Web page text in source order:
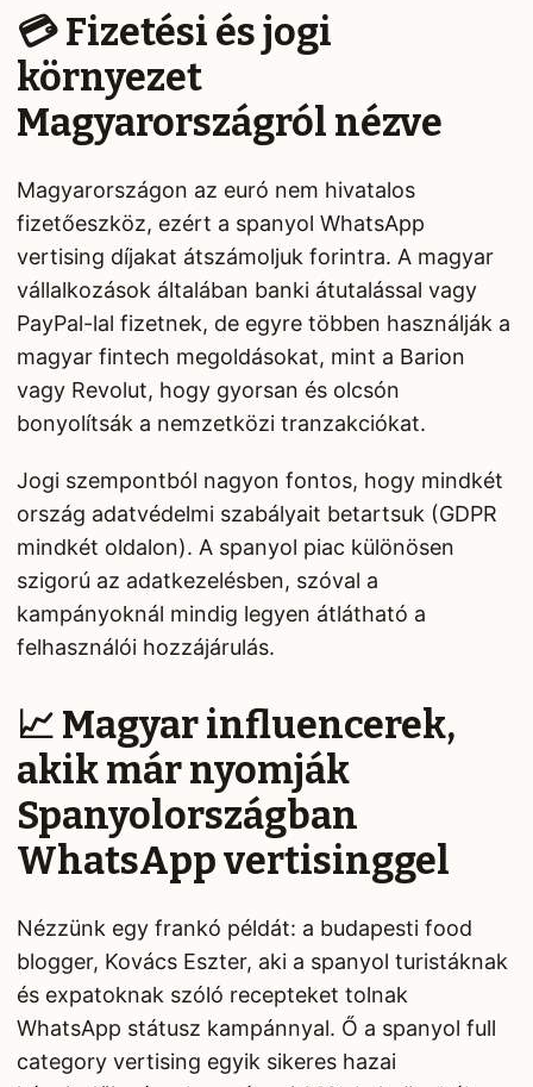
💳 Fizetési és jogi
környezet
Magyarországról nézve
Magyarországon az euró nem hivatalos
fizetőeszköz, ezért a spanyol WhatsApp
vertising díjakat átszámoljuk forintra. A magyar
vállalkozások általában banki átutalással vagy
PayPal-lal fizetnek, de egyre többen használják a
magyar fintech megoldásokat, mint a Barion
vagy Revolut, hogy gyorsan és olcsón
bonyolítsák a nemzetközi tranzakciókat.
Jogi szempontból nagyon fontos, hogy mindkét
ország adatvédelmi szabályait betartsuk (GDPR
mindkét oldalon). A spanyol piac különösen
szigorú az adatkezelésben, szóval a
kampányoknál mindig legyen átlátható a
felhasználói hozzájárulás.
📈 Magyar influencerek,
akik már nyomják
Spanyolországban
WhatsApp vertisinggel
Nézzünk egy frankó példát: a budapesti food
blogger, Kovács Eszter, aki a spanyol turistáknak
és expatoknak szóló recepteket tolnak
WhatsApp státusz kampánnyal. Ő a spanyol full
category vertising egyik sikeres hazai